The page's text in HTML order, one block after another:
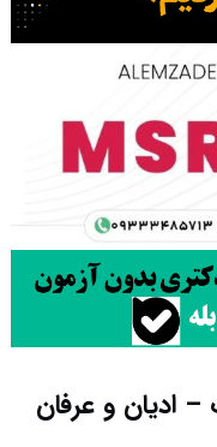
– ادیان و عرفان